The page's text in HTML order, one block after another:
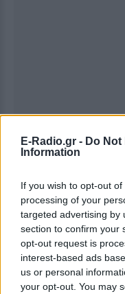
E-Radio.gr - Do Not
Information
If you wish to opt-out
processing of your
targeted advertising by
section to confirm your
opt-out request is
interest-based ads
us or personal
your opt-out. You may
Ακολουθήστε
και μάθετε πρώτοι
Για ακόμη
ειδήσεωντου E-
Ακολουθήστε